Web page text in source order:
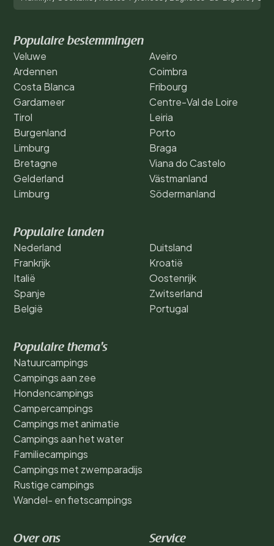
Populaire bestemmingen
Veluwe
Ardennen
Costa Blanca
Gardameer
Tirol
Burgenland
Limburg
Bretagne
Gelderland
Limburg
Aveiro
Coimbra
Fribourg
Centre-Val de Loire
Leiria
Porto
Braga
Viana do Castelo
Västmanland
Södermanland
Populaire landen
Nederland
Frankrijk
Italië
Spanje
België
Duitsland
Kroatië
Oostenrijk
Zwitserland
Portugal
Populaire thema's
Natuurcampings
Campings aan zee
Hondencampings
Campercampings
Campings met animatie
Campings aan het water
Familiecampings
Campings met zwemparadijs
Rustige campings
Wandel- en fietscampings
Over ons Service